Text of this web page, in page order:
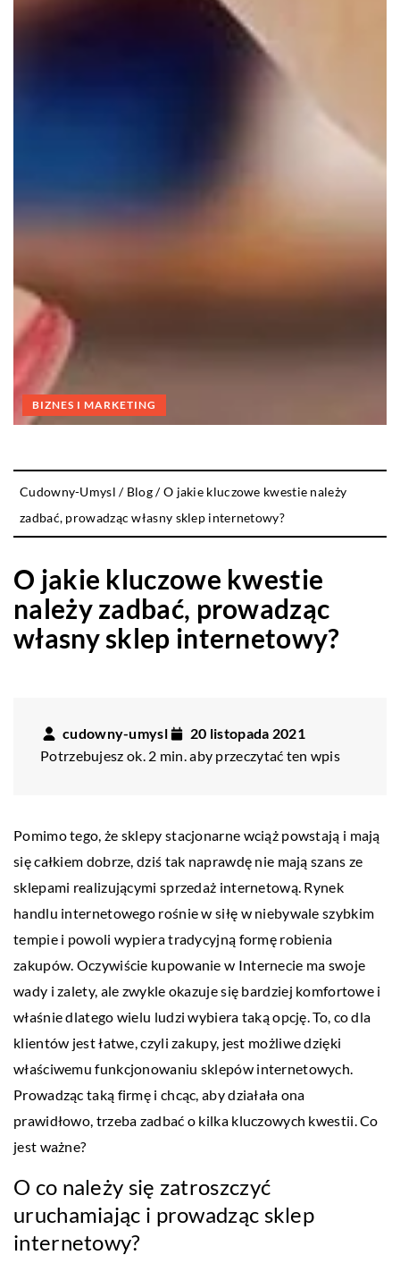
BIZNES I MARKETING
Cudowny-Umysl / Blog/O jakie kluczowe kwestie należy
zadbać, prowadząc własny sklep internetowy?
O jakie kluczowe kwestie
należy zadbać, prowadząc
własny sklep internetowy?
cudowny-umysl
20 listopada 2021
Potrzebujesz ok. 2 min. aby przeczytać ten wpis
Pomimo tego, że sklepy stacjonarne wciąż powstają i mają
się całkiem dobrze, dziś tak naprawdę nie mają szans ze
sklepami realizującymi sprzedaż internetową. Rynek
handlu internetowego rośnie w siłę w niebywale szybkim
tempie i powoli wypiera tradycyjną formę robienia
zakupów. Oczywiście kupowanie w Internecie ma swoje
wady i zalety, ale zwykle okazuje się bardziej komfortowe i
właśnie dlatego wielu ludzi wybiera taką opcję. To, co dla
klientów jest łatwe, czyli zakupy, jest możliwe dzięki
właściwemu funkcjonowaniu sklepów internetowych.
Prowadząc taką firmę i chcąc, aby działała ona
prawidłowo, trzeba zadbać o kilka kluczowych kwestii. Co
jest ważne?
O co należy się zatroszczyć
uruchamiając i prowadząc sklep
internetowy?